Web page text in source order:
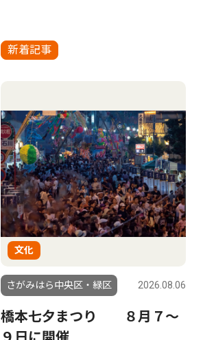
新着記事
文化
さがみはら中央区・緑区 2026.08.06
橋本七夕まつり ８月７〜